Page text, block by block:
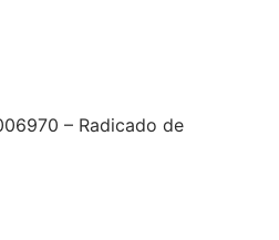
– Radicado de